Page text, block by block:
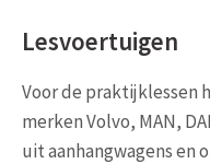
Lesvoertuigen
Voor de praktijklessen
merken Volvo, MAN,
uit aanhangwagens en